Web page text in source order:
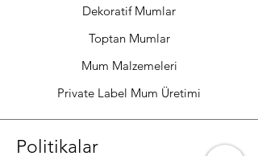
Dekoratif Mumlar
Toptan Mumlar
Mum Malzemeleri
Private Label Mum Üretimi
Politikalar